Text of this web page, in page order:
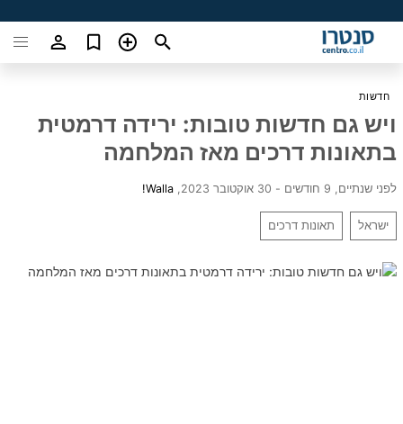
חדשות
ויש גם חדשות טובות: ירידה דרמטית
בתאונות דרכים מאז המלחמה
לפני שנתיים, 9 חודשים - 30 אוקטובר 2023 Walla!
ישראל תאונות דרכים